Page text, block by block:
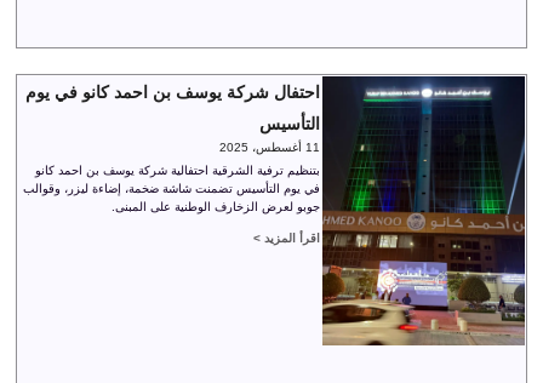
احتفال شركة يوسف بن احمد كانو في يوم
التأسيس
11 أغسطس، 2025
بتنظيم ترفية الشرقية احتفالية شركة يوسف بن احمد كانو
في يوم التأسيس تضمنت شاشة ضخمة، إضاءة ليزر، وقوالب
جوبو لعرض الزخارف الوطنية على المبنى.
اقرأ المزيد >